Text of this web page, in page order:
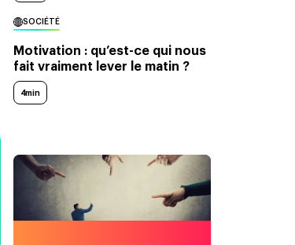
SOCIÉTÉ
Motivation : qu’est-ce qui nous
fait vraiment lever le matin ?
4min